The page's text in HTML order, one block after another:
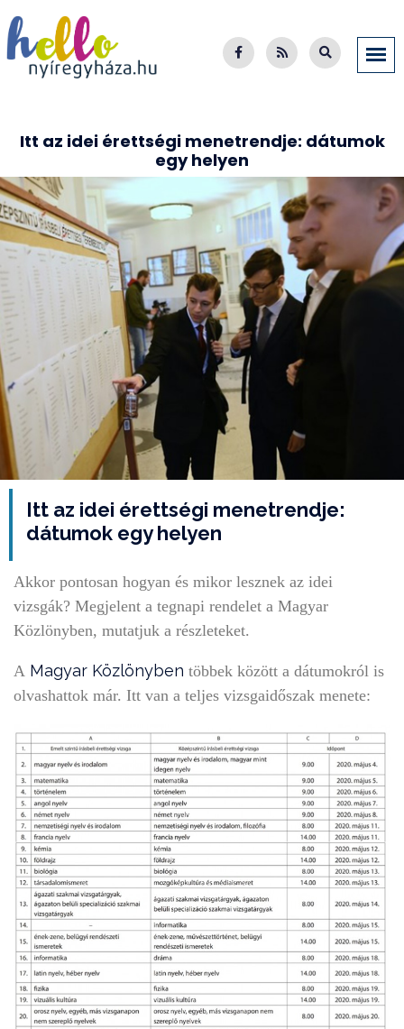
Itt az idei érettségi menetrendje: dátumok
egy helyen
Itt az idei érettségi menetrendje:
dátumok egy helyen
Akkor pontosan hogyan és mikor lesznek az idei
vizsgák? Megjelent a tegnapi rendelet a Magyar
Közlönyben, mutatjuk a részleteket.
A Magyar Közlönyben többek között a dátumokról is
olvashattok már. Itt van a teljes vizsgaidőszak menete: